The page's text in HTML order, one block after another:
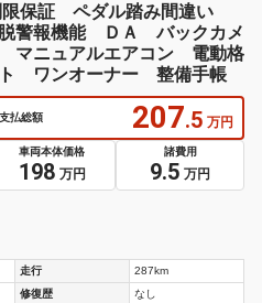
保証 ペダル踏み間違い
警報機能 ＤＡ バックカメ
ニュアルエアコン 電動格
ワンオーナー 整備手帳
支払総額 207.5 万円
車両本体価格
198 万円
諸費用
9.5 万円
走行
287km
修復歴 なし